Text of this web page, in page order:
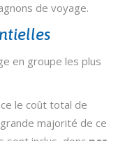
de voyage.
en groupe les plus
le coût total de
majorité de ce